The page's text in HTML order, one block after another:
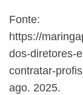
Fonte:
https://
dos-diretores-
contratar-
ago. 2025.